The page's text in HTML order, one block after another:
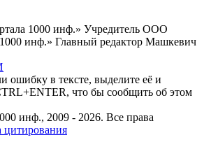
1000 инф.» Учредитель ООО
инф.» Главный редактор Машкевич
ошибку в тексте, выделите её и
что бы сообщить об этом
инф., 2009 - 2026. Все права
цитирования